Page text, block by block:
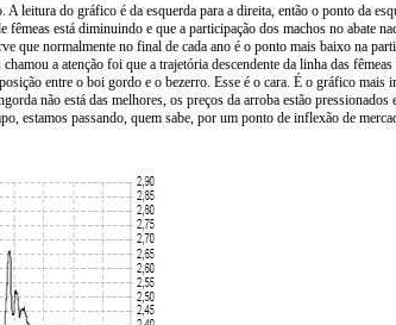
leitura do gráfico é da esquerda para a direita, então o ponto da
está diminuindo e que a participação dos machos no abate
que normalmente no final de cada ano é o ponto mais baixo na
a atenção foi que a trajetória descendente da linha das
entre o boi gordo e o bezerro. Esse é o cara. É o gráfico mais
não está das melhores, os preços da arroba estão
estamos passando, quem sabe, por um ponto de inflexão de